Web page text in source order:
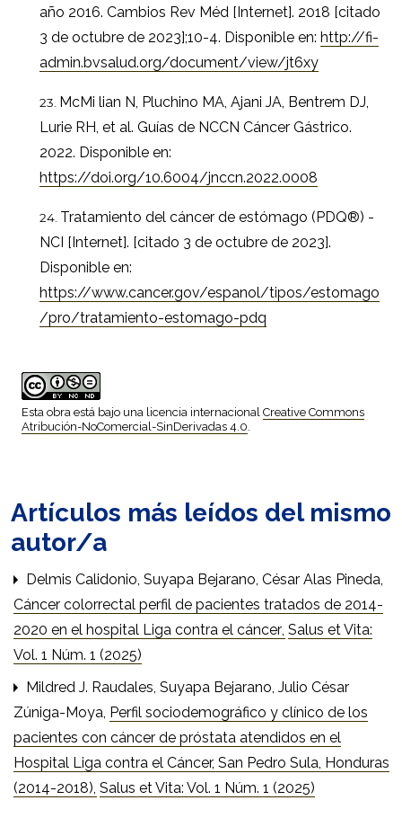
Esta obra está bajo una licencia internacional Creative Commons
Atribución-NoComercial-SinDerivadas 4.0.
año 2016. Cambios Rev Méd [Internet]. 2018 [citado
3 de octubre de 2023];10-4. Disponible en: http://fi-
admin.bvsalud.org/document/view/jt6xy
McMi lian N, Pluchino MA, Ajani JA, Bentrem DJ,
Lurie RH, et al. Guías de NCCN Cáncer Gástrico.
2022. Disponible en:
https://doi.org/10.6004/jnccn.2022.0008
Tratamiento del cáncer de estómago (PDQ®) -
NCI [Internet]. [citado 3 de octubre de 2023].
Disponible en:
https://www.cancer.gov/espanol/tipos/estomago
/pro/tratamiento-estomago-pdq
Artículos más leídos del mismo
autor/a
Delmis Calidonio, Suyapa Bejarano, César Alas Pineda,
Cáncer colorrectal perfil de pacientes tratados de 2014-
2020 en el hospital Liga contra el cáncer, Salus et Vita:
Vol. 1 Núm. 1 (2025)
Mildred J. Raudales, Suyapa Bejarano, Julio César
Zúniga-Moya, Perfil sociodemográfico y clínico de los
pacientes con cáncer de próstata atendidos en el
Hospital Liga contra el Cáncer, San Pedro Sula, Honduras
(2014-2018), Salus et Vita: Vol. 1 Núm. 1 (2025)